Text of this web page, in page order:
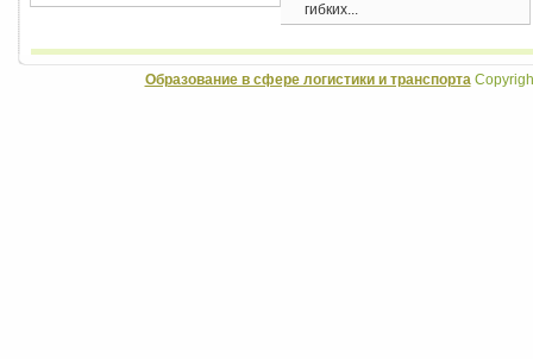
гибких...
Образование в сфере логистики и транспорта